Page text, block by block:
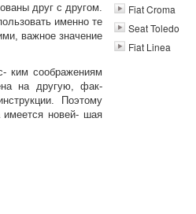
друг с другом.
именно те
важное значение
ким соображениям
на другую, фак-
Поэтому
имеется новей- шая
Fiat Croma
Seat Toledo
Fiat Linea